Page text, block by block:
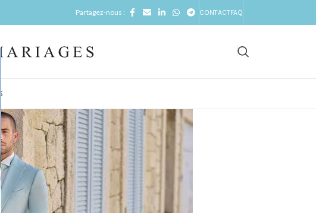
Partagez-nous : CONTACTFAQ